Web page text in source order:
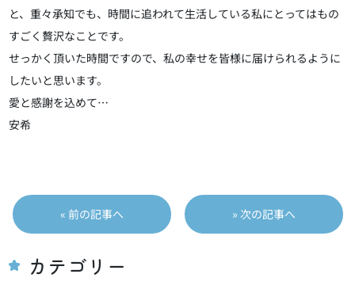
と、重々承知でも、時間に追われて生活している私にとってはもの
すごく贅沢なことです。
せっかく頂いた時間ですので、私の幸せを皆様に届けられるように
したいと思います。
愛と感謝を込めて…
安希
投
稿
ビ
« 前の記事へ » 次の記事へ
カテゴリー